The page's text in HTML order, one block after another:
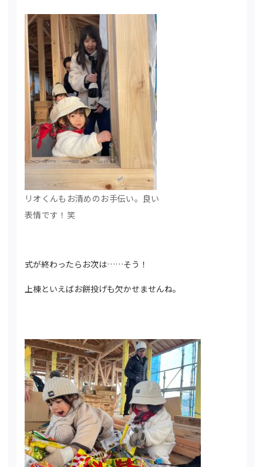
リオくんもお清めのお手伝い。良い
表情です！笑
式が終わったらお次は……そう！
上棟といえばお餅投げも欠かせませんね。